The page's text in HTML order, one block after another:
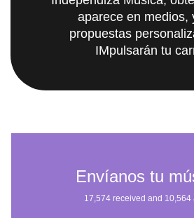
aparece en medios,
propuestas
IMpulsarán tu